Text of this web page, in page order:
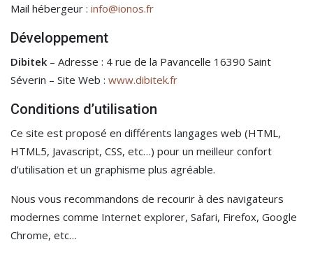
Mail hébergeur : info@ionos.fr
Développement
Dibitek – Adresse : 4 rue de la Pavancelle 16390 Saint
Séverin – Site Web : www.dibitek.fr
Conditions d’utilisation
Ce site est proposé en différents langages web (HTML,
HTML5, Javascript, CSS, etc…) pour un meilleur confort
d’utilisation et un graphisme plus agréable.
Nous vous recommandons de recourir à des navigateurs
modernes comme Internet explorer, Safari, Firefox, Google
Chrome, etc…